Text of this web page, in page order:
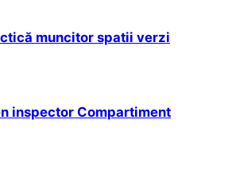
muncitor spatii verzi
inspector Compartiment